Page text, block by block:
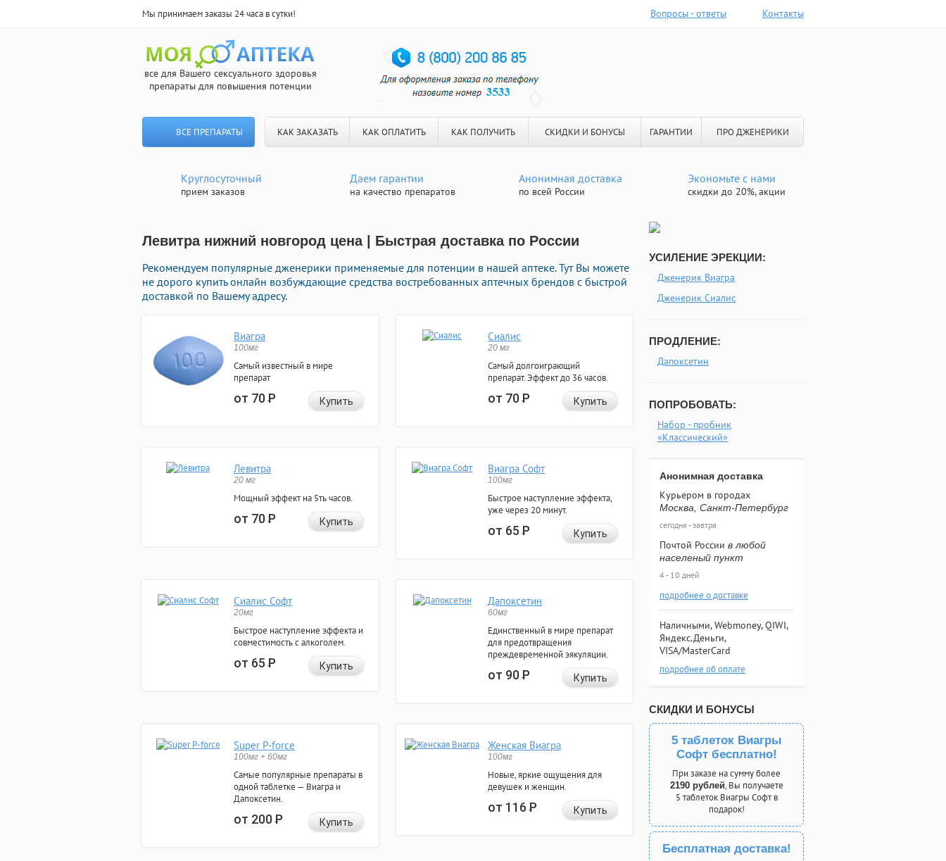
Мы принимаем заказы 24 часа в сутки! Вопросы - ответы Контакты
все для Вашего сексуального здоровья
препараты для повышения потенции
ВСЕ ПРЕПАРАТЫ КАК ЗАКАЗАТЬ КАК ОПЛАТИТЬ КАК ПОЛУЧИТЬ СКИДКИ И БОНУСЫ ГАРАНТИИ ПРО ДЖЕНЕРИКИ
Круглосуточный
прием заказов
Даем гарантии
на качество препаратов
Анонимная доставка
по всей России
Экономьте с нами
скидки до 20%, акции
Левитра нижний новгород цена | Быстрая доставка по России
Рекомендуем популярные дженерики применяемые для потенции в нашей аптеке. Тут Вы можете
не дорого купить онлайн возбуждающие средства востребованных аптечных брендов с быстрой
доставкой по Вашему адресу.
Виагра
100мг
Самый известный в мире
препарат
от 70Р Купить
Сиалис
20 мг
Самый долгоиграющий
препарат. Эффект до 36 часов.
от 70Р Купить
Левитра
20 мг
Мощный эффект на 5ть часов.
от 70Р Купить
Виагра Софт
100мг
Быстрое наступление эффекта,
уже через 20 минут.
от 65Р Купить
Сиалис Софт
20мг
Быстрое наступление эффекта и
совместимость с алкоголем.
от 65Р Купить
Дапоксетин
60мг
Единственный в мире препарат
для предотвращения
преждевременной эякуляции.
от 90Р Купить
Super P-force
100мг + 60мг
Самые популярные препараты в
одной таблетке — Виагра и
Дапоксетин.
от 200Р Купить
Женская Виагра
100мг
Новые, яркие ощущения для
девушек и женщин.
от 116Р Купить
УСИЛЕНИЕ ЭРЕКЦИИ:
Дженерик Виагра
Дженерик Сиалис
ПРОДЛЕНИЕ:
Дапоксетин
ПОПРОБОВАТЬ:
Набор - пробник
«Классический»
Анонимная доставка
Курьером в городах
Москва, Санкт-Петербург
сегодня - завтра
Почтой России в любой
населеный пункт
4 - 10 дней
подробнее о доставке
Наличными, Webmoney, QIWI,
Яндекс.Деньги,
VISA/MasterCard
подробнее об оплате
СКИДКИ И БОНУСЫ
5 таблеток Виагры
Софт бесплатно!
При заказе на сумму более
2190 рублей, Вы получаете
5 таблеток Виагры Софт в
подарок!
Бесплатная доставка!